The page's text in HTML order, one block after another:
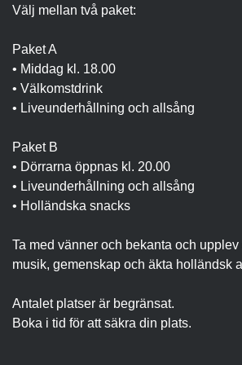
Välj mellan två paket:
Paket A
• Middag kl. 18.00
• Välkomstdrink
• Liveunderhållning och allsång
Paket B
• Dörrarna öppnas kl. 20.00
• Liveunderhållning och allsång
• Holländska snacks
Ta med vänner och bekanta och upplev
musik, gemenskap och äkta holländsk
Antalet platser är begränsat.
Boka i tid för att säkra din plats.